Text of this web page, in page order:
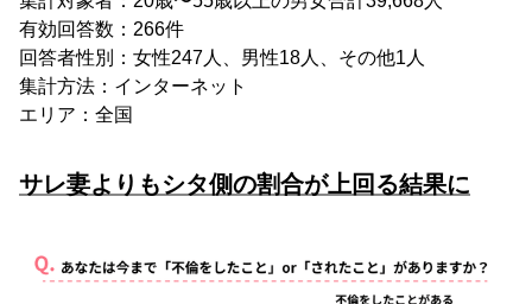
有効回答数：266件
回答者性別：女性247人、男性18人、その他1人
集計方法：インターネット
エリア：全国
サレ妻よりもシタ側の割合が上回る結果に